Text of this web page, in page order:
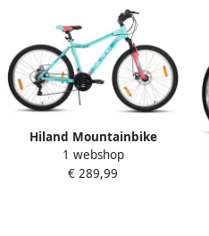
groen beperkte garantie
Hiland Mountainbike
Dames 26 Inch 18
Versnellingen Lichtgewicht
1 webshop
€ 289,99